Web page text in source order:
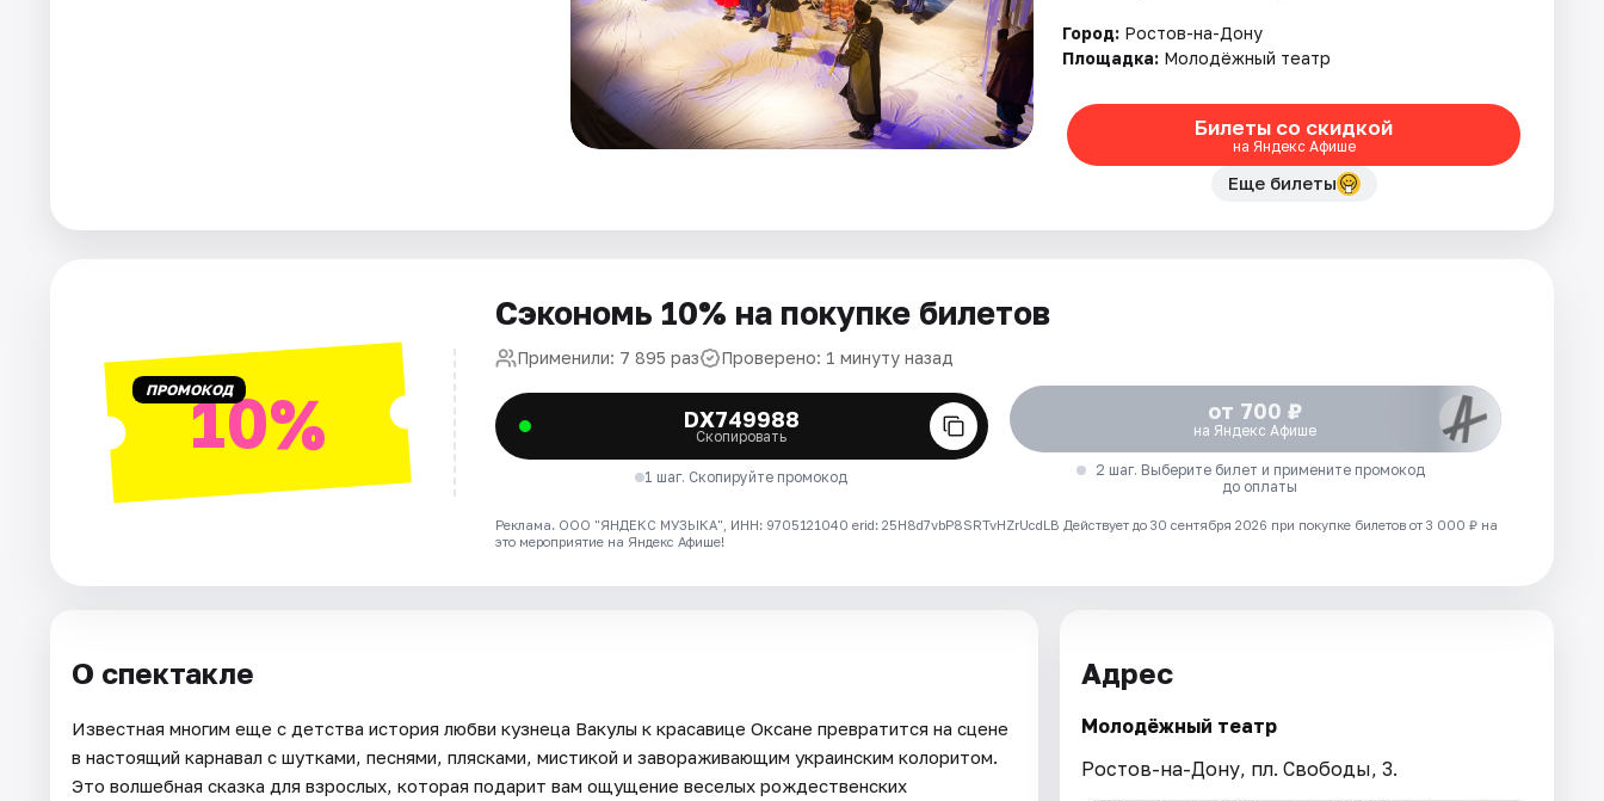
Города
Рейтинги
Город: Ростов-на-Дону
Площадка: Молодёжный театр
Билеты со скидкой
на Яндекс Афише
Еще билеты
ПРОМОКОД10%
Сэкономь 10% на покупке билетов
Применили: 7 895 раз Проверено: 1 минуту назад
DX749988
Скопировать
1 шаг. Скопируйте промокод
от 700 ₽
на Яндекс Афише
2 шаг. Выберите билет и примените промокод
до оплаты
Реклама. ООО "ЯНДЕКС МУЗЫКА", ИНН: 9705121040 erid: 25H8d7vbP8SRTvHZrUcdLB Действует до 30 сентября 2026 при покупке билетов от 3 000 ₽ на
это мероприятие на Яндекс Афише!
О спектакле
Известная многим еще с детства история любви кузнеца Вакулы к красавице Оксане превратится на сцене
в настоящий карнавал с шутками, песнями, плясками, мистикой и завораживающим украинским колоритом.
Это волшебная сказка для взрослых, которая подарит вам ощущение веселых рождественских
Адрес
Молодёжный театр
Ростов-на-Дону, пл. Свободы, 3.